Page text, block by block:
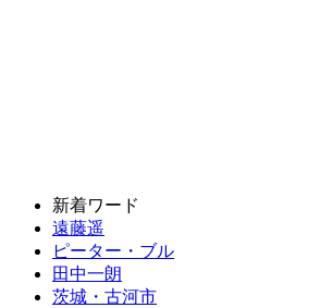
新着ワード
遠藤遥
ピーター・ブル
田中一朗
茨城・古河市